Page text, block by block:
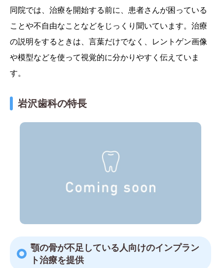
同院では、治療を開始する前に、患者さんが困っている
ことや不自由なことなどをじっくり聞いています。治療
の説明をするときは、言葉だけでなく、レントゲン画像
や模型などを使って視覚的に分かりやすく伝えていま
す。
岩沢歯科の特長
顎の骨が不足している人向けのインプラン
ト治療を提供